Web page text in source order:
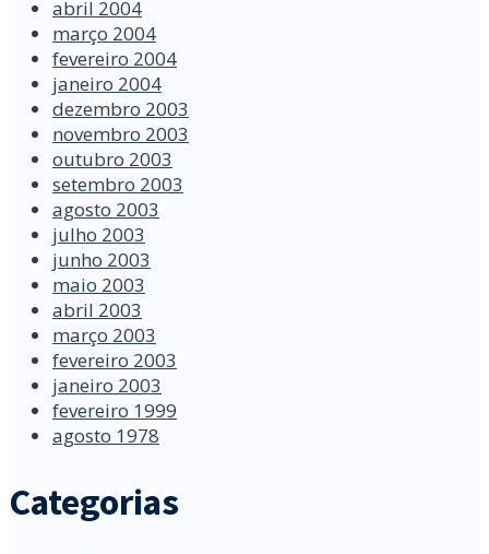
abril 2004
março 2004
fevereiro 2004
janeiro 2004
dezembro 2003
novembro 2003
outubro 2003
setembro 2003
agosto 2003
julho 2003
junho 2003
maio 2003
abril 2003
março 2003
fevereiro 2003
janeiro 2003
fevereiro 1999
agosto 1978
Categorias